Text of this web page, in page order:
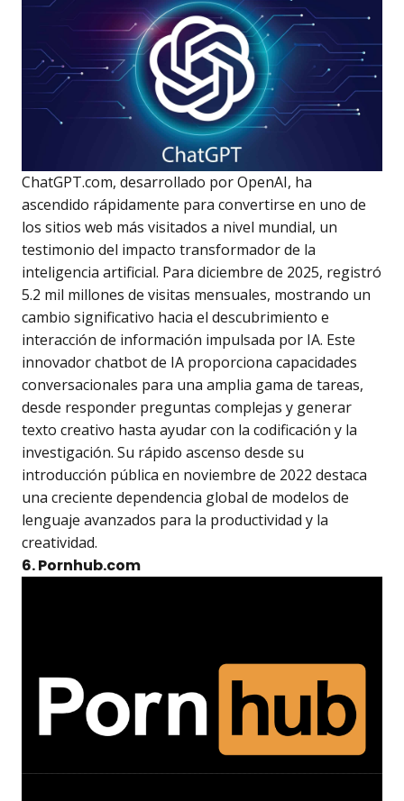
ChatGPT.com, desarrollado por OpenAI, ha
ascendido rápidamente para convertirse en uno de
los sitios web más visitados a nivel mundial, un
testimonio del impacto transformador de la
inteligencia artificial. Para diciembre de 2025, registró
5.2 mil millones de visitas mensuales, mostrando un
cambio significativo hacia el descubrimiento e
interacción de información impulsada por IA. Este
innovador chatbot de IA proporciona capacidades
conversacionales para una amplia gama de tareas,
desde responder preguntas complejas y generar
texto creativo hasta ayudar con la codificación y la
investigación. Su rápido ascenso desde su
introducción pública en noviembre de 2022 destaca
una creciente dependencia global de modelos de
lenguaje avanzados para la productividad y la
creatividad.
6. Pornhub.com